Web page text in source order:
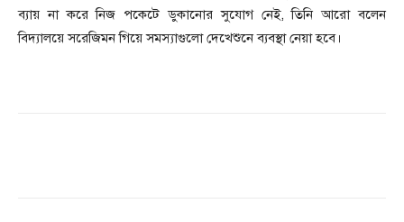
ব্যায় না করে নিজ পকেটে ডুকানোর সুযোগ নেই, তিনি আরো বলেন
বিদ্যালয়ে সরেজিমন গিয়ে সমস্যাগুলো দেখেশুনে ব্যবস্থা নেয়া হবে।